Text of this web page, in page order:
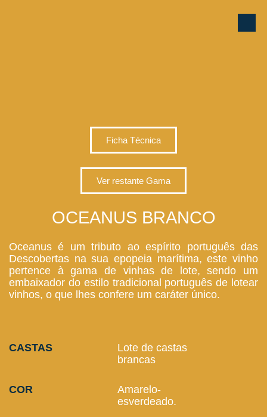
Ficha Técnica
Ver restante Gama
OCEANUS BRANCO
Oceanus é um tributo ao espírito português das
Descobertas na sua epopeia marítima, este vinho
pertence à gama de vinhas de lote, sendo um
embaixador do estilo tradicional português de lotear
vinhos, o que lhes confere um caráter único.
CASTAS
Lote de castas
brancas
COR
Amarelo-
esverdeado.